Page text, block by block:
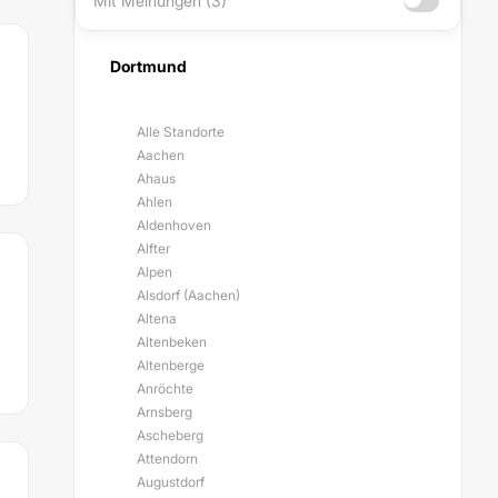
Dortmund
Alle Standorte
Aachen
Ahaus
Ahlen
Aldenhoven
Alfter
Alpen
Alsdorf (Aachen)
Altena
Altenbeken
Altenberge
Anröchte
Arnsberg
Ascheberg
Attendorn
Augustdorf